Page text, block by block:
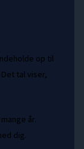
op til
tal viser,
år.
dig.